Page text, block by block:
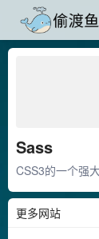
Sass
CSS3的一个强
更多网站